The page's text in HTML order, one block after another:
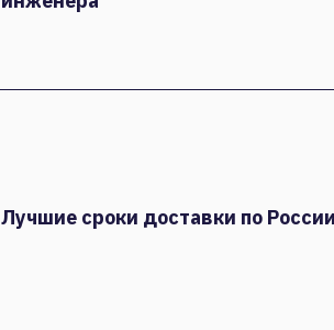
Лучшие сроки доставки по